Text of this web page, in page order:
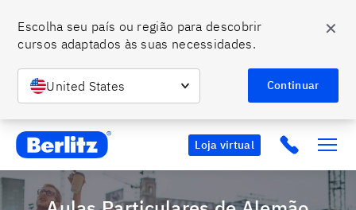
Escolha seu país ou região para descobrir
cursos adaptados às suas necessidades.
United States Continuar
✕
Berlitz BR Loja virtual Click to